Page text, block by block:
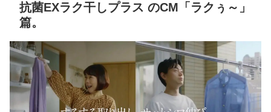
抗菌EXラク干しプラス のCM「ラクぅ～」
篇。